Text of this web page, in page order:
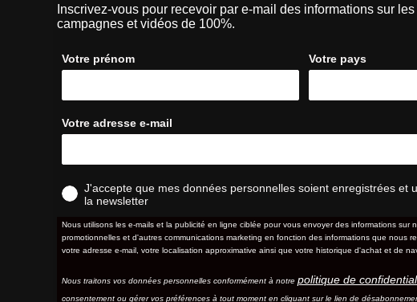
Inscrivez-vous pour recevoir par e-mail des informations sur
campagnes et vidéos de 100%.
Votre prénom Votre pays
Votre adresse e-mail
J'accepte que mes données personnelles soient enregistrées et
la newsletter
Nous utilisons les e-mails et la publicité en ligne ciblée pour vous envoyer des informations sur
promotionnelles et d'autres communications marketing en fonction des informations que nous
votre adresse e-mail, votre localisation approximative ainsi que votre historique d'achat et de
Nous traitons vos données personnelles conformément à notre politique de
consentement ou gérer vos préférences à tout moment en cliquant sur le lien de